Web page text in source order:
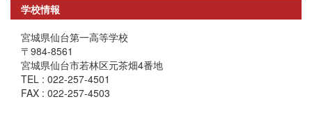
学校情報
宮城県仙台第一高等学校
〒984-8561
宮城県仙台市若林区元茶畑4番地
TEL : 022-257-4501
FAX : 022-257-4503